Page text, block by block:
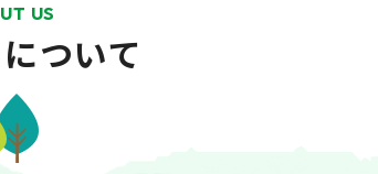
US
ついて